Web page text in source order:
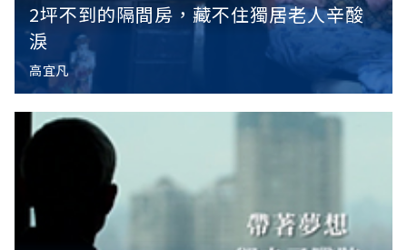
2坪不到的隔間房，藏不住獨居老人辛酸
淚
高宜凡